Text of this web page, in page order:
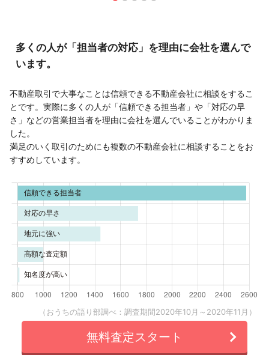
多くの人が「担当者の対応」を理由に会社を選んで
います。
不動産取引で大事なことは信頼できる不動産会社に相談をするこ
とです。実際に多くの人が「信頼できる担当者」や「対応の早
さ」などの営業担当者を理由に会社を選んでいることがわかりま
した。
満足のいく取引のためにも複数の不動産会社に相談することをお
すすめしています。
（おうちの語り部調べ：調査期間2020年10月～2020年11月）
無料査定スタート